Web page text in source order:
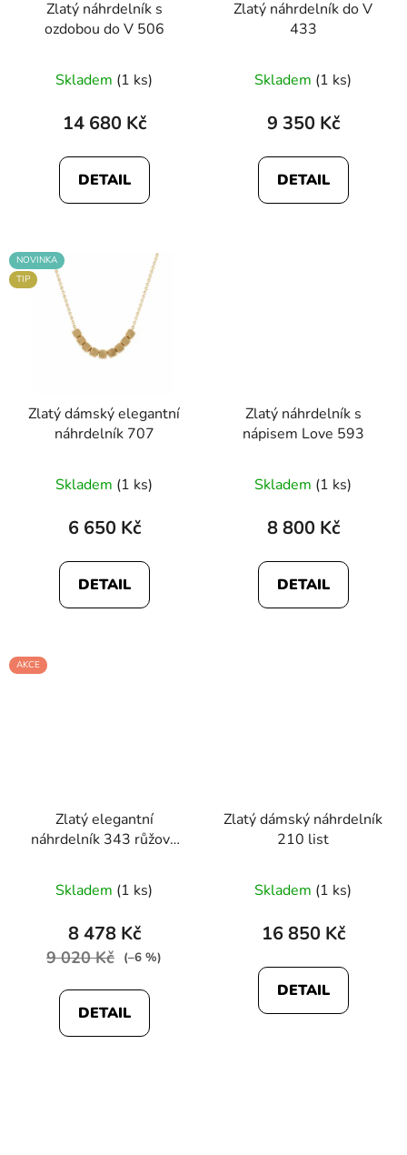
Zlatý náhrdelník s
ozdobou do V 506
Skladem (1 ks)
14 680 Kč
DETAIL
Zlatý náhrdelník do V
433
Skladem (1 ks)
9 350 Kč
DETAIL
NOVINKA
TIP
Zlatý dámský elegantní
náhrdelník 707
Skladem (1 ks)
6 650 Kč
DETAIL
Zlatý náhrdelník s
nápisem Love 593
Skladem (1 ks)
8 800 Kč
DETAIL
AKCE
Zlatý elegantní
náhrdelník 343 růžové
Skladem (1 ks)
8 478 Kč
9 020 Kč (–6 %)
DETAIL
Zlatý dámský náhrdelník
210 list
Skladem (1 ks)
16 850 Kč
DETAIL